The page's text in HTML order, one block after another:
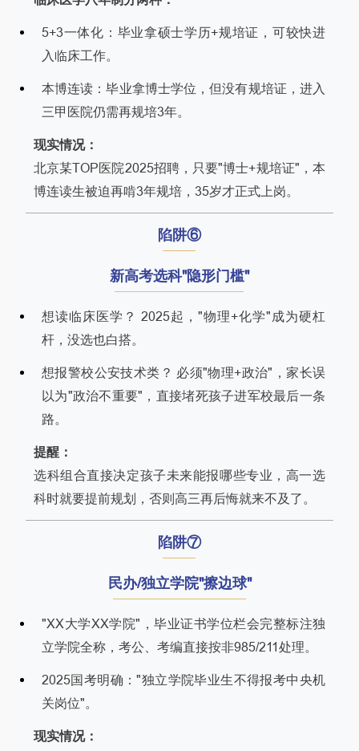
5+3一体化：毕业拿硕士学历+规培证，可较快进
入临床工作。
本博连读：毕业拿博士学位，但没有规培证，进入
三甲医院仍需再规培3年。
现实情况：
北京某TOP医院2025招聘，只要"博士+规培证"，本
博连读生被迫再啃3年规培，35岁才正式上岗。
陷阱⑥
新高考选科"隐形门槛"
想读临床医学？ 2025起，"物理+化学"成为硬杠
杆，没选也白搭。
想报警校公安技术类？ 必须"物理+政治"，家长误
以为"政治不重要"，直接堵死孩子进军校最后一条
路。
提醒：
选科组合直接决定孩子未来能报哪些专业，高一选
科时就要提前规划，否则高三再后悔就来不及了。
陷阱⑦
民办/独立学院"擦边球"
"XX大学XX学院"，毕业证书学位栏会完整标注独
立学院全称，考公、考编直接按非985/211处理。
2025国考明确："独立学院毕业生不得报考中央机
关岗位"。
现实情况：